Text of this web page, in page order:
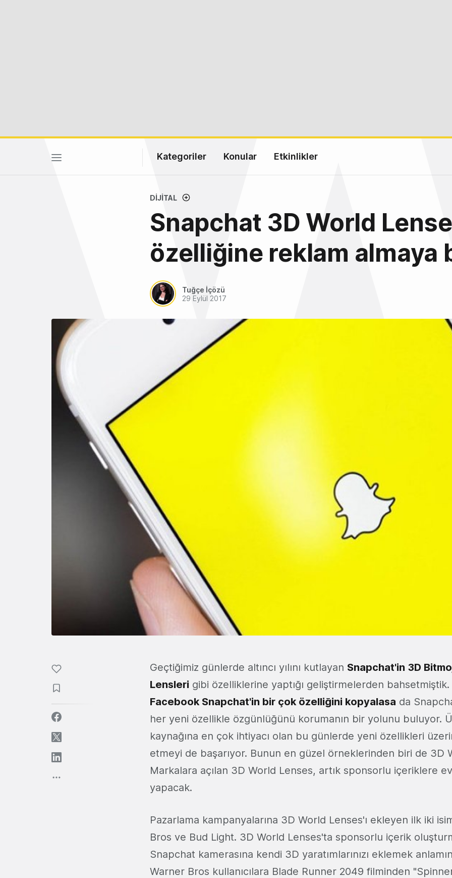
Kategoriler Konular Etkinlikler
DIJITAL
Snapchat 3D World
özelliğine reklam almaya
Tuğçe İçözü
29 Eylül 2017
Geçtiğimiz günlerde altıncı yılını kutlayan Snapchat'in 3D
Lensleri gibi özelliklerine yaptığı geliştirmelerden
Facebook Snapchat'in bir çok özelliğini kopyalasa da
her yeni özellikle özgünlüğünü korumanın bir yolunu buluyor.
kaynağına en çok ihtiyacı olan bu günlerde yeni özellikleri
etmeyi de başarıyor. Bunun en güzel örneklerinden biri de 3D
Markalara açılan 3D World Lenses, artık sponsorlu içeriklere
yapacak.
Pazarlama kampanyalarına 3D World Lenses'ı ekleyen ilk iki
Bros ve Bud Light. 3D World Lenses'ta sponsorlu içerik
Snapchat kamerasına kendi 3D yaratımlarınızı eklemek
Warner Bros kullanıcılara Blade Runner 2049 filminden